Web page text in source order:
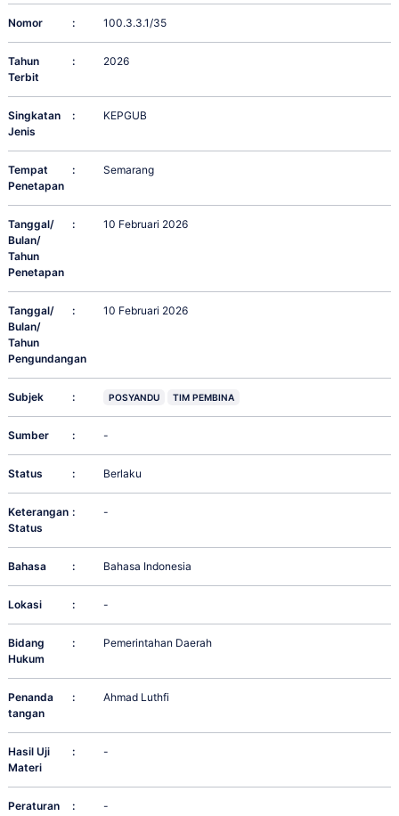
Nomor : 100.3.3.1/35
Tahun
Terbit
: 2026
Singkatan
Jenis
: KEPGUB
Tempat
Penetapan
: Semarang
Tanggal/
Bulan/
Tahun
Penetapan
: 10 Februari 2026
Tanggal/
Bulan/
Tahun
Pengundangan
: 10 Februari 2026
Subjek : POSYANDU TIM PEMBINA
Sumber : -
Status : Berlaku
Keterangan
Status
: -
Bahasa : Bahasa Indonesia
Lokasi : -
Bidang
Hukum
: Pemerintahan Daerah
Penanda
tangan
: Ahmad Luthfi
Hasil Uji
Materi
: -
Peraturan
: -